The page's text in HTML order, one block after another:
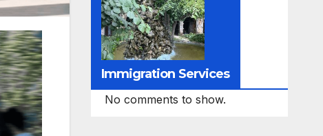
Immigration Services
No comments to show.